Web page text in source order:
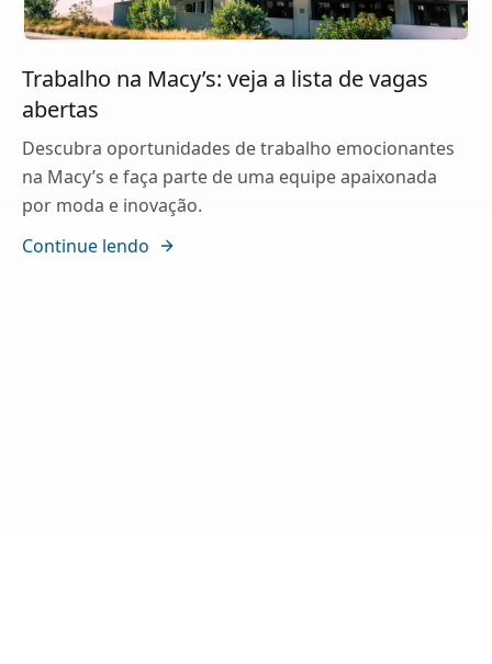
Trabalho na Macy’s: veja a lista de vagas
abertas
Descubra oportunidades de trabalho emocionantes
na Macy’s e faça parte de uma equipe apaixonada
por moda e inovação.
Continue lendo